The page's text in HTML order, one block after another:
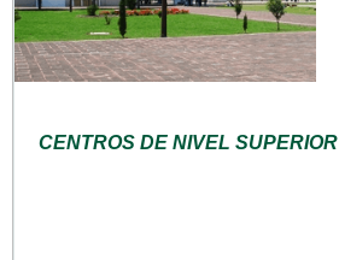
CENTROS DE NIVEL SUPERIOR